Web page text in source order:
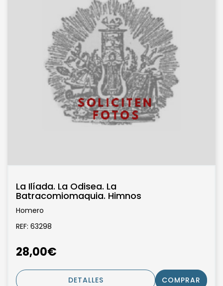
La Ilíada. La Odisea. La
Batracomiomaquia. Himnos
Homero
REF: 63298
28,00€
DETALLES COMPRAR